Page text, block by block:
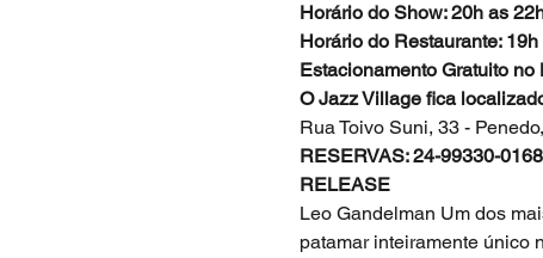
Horário do Show: 20h as
Horário do Restaurante: 19h
Estacionamento Gratuito no
O Jazz Village fica
Rua Toivo Suni, 33 -
RESERVAS: 24-99330-0168
RELEASE
Leo Gandelman Um dos
patamar inteiramente único